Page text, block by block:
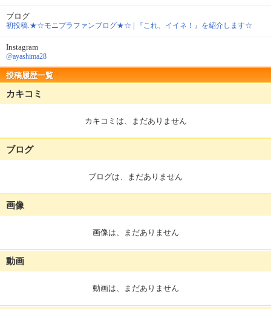
ブログ
初投稿.★☆モニプラファンブログ★☆ | 『これ、イイネ！』を紹介します☆
Instagram
@ayashima28
投稿履歴一覧
カキコミ
カキコミは、まだありません
ブログ
ブログは、まだありません
画像
画像は、まだありません
動画
動画は、まだありません